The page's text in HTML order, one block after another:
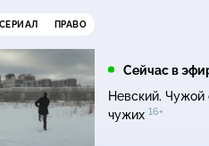
СЕРИАЛ ПРАВО
Сейчас в
Невский. Чужой
чужих 16+
13:00
Сегодня